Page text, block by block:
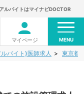
ルバイトはマイナビDOCTOR
マイページ MENU
バイト)医師求人 東京都